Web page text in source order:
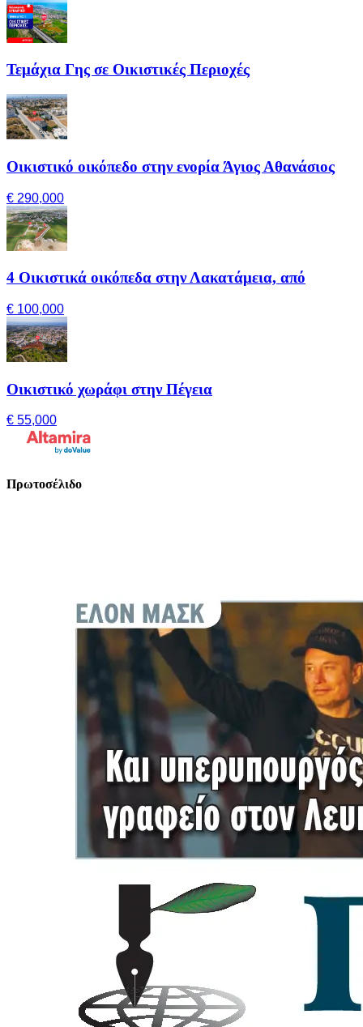
Τεμάχια Γης σε Οικιστικές Περιοχές
Οικιστικό οικόπεδο στην ενορία Άγιος Αθανάσιος
€ 290,000
4 Οικιστικά οικόπεδα στην Λακατάμεια, από
€ 100,000
Οικιστικό χωράφι στην Πέγεια
€ 55,000
Πρωτοσέλιδο